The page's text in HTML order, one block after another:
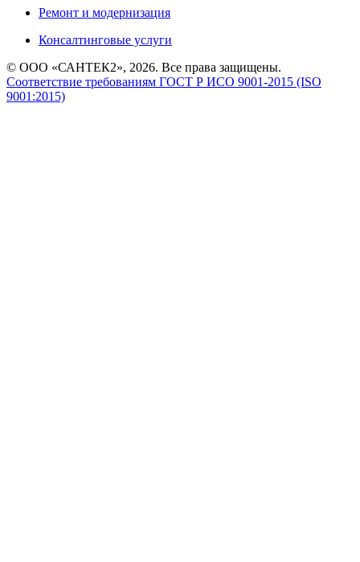
Ремонт и модернизация
Консалтинговые услуги
© ООО «САНТЕК2», 2026. Все права защищены.
Соответствие требованиям ГОСТ Р ИСО 9001-2015 (ISO
9001:2015)